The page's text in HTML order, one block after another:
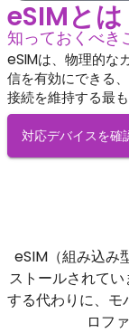
eSIMとは
知っておくべき
eSIMは、物理的な
信を有効にできる
接続を維持する最
対応デバイスを確
eSIM（組み込み
ストールされて
する代わりに、モ
ロフ